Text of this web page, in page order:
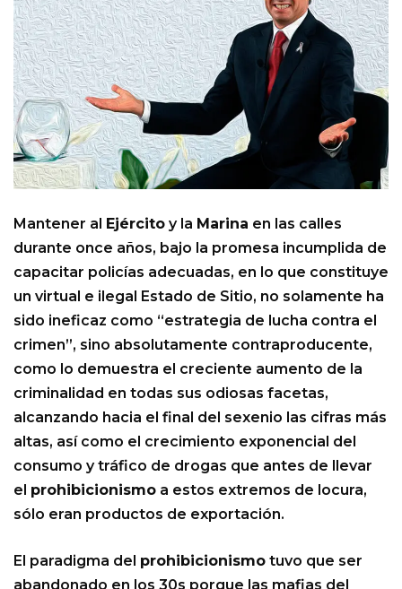
Mantener al Ejército y la Marina en las calles
durante once años, bajo la promesa incumplida de
capacitar policías adecuadas, en lo que constituye
un virtual e ilegal Estado de Sitio, no solamente ha
sido ineficaz como “estrategia de lucha contra el
crimen”, sino absolutamente contraproducente,
como lo demuestra el creciente aumento de la
criminalidad en todas sus odiosas facetas,
alcanzando hacia el final del sexenio las cifras más
altas, así como el crecimiento exponencial del
consumo y tráfico de drogas que antes de llevar
el prohibicionismo a estos extremos de locura,
sólo eran productos de exportación.
El paradigma del prohibicionismo tuvo que ser
abandonado en los 30s porque las mafias del